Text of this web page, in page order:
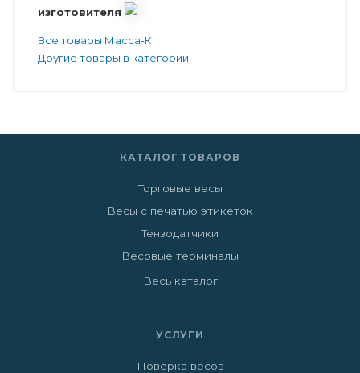
изготовителя
Все товары Масса-К
Другие товары в категории
КАТАЛОГ ТОВАРОВ
Торговые весы
Весы с печатью этикеток
Тензодатчики
Весовые терминалы
Весь каталог
УСЛУГИ
Поверка весов